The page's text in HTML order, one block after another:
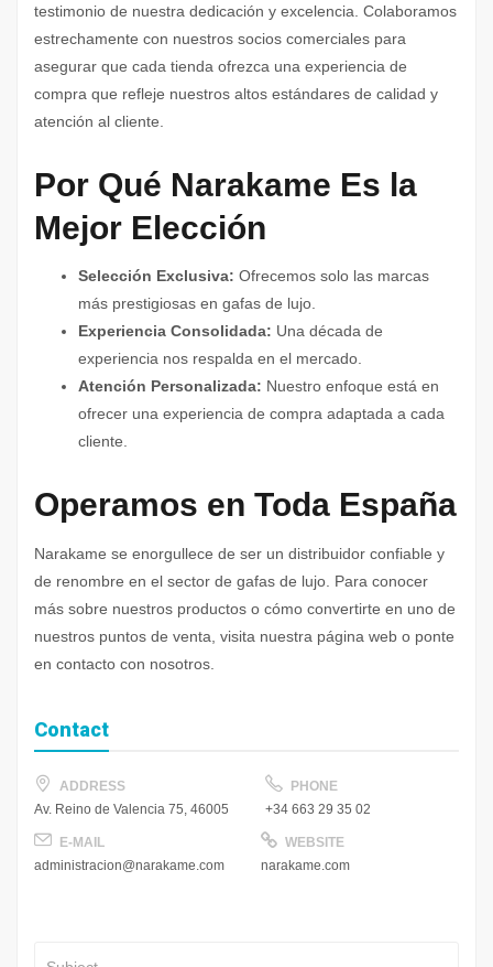
testimonio de nuestra dedicación y excelencia. Colaboramos
estrechamente con nuestros socios comerciales para
asegurar que cada tienda ofrezca una experiencia de
compra que refleje nuestros altos estándares de calidad y
atención al cliente.
Por Qué Narakame Es la
Mejor Elección
Selección Exclusiva: Ofrecemos solo las marcas
más prestigiosas en gafas de lujo.
Experiencia Consolidada: Una década de
experiencia nos respalda en el mercado.
Atención Personalizada: Nuestro enfoque está en
ofrecer una experiencia de compra adaptada a cada
cliente.
Operamos en Toda España
Narakame se enorgullece de ser un distribuidor confiable y
de renombre en el sector de gafas de lujo. Para conocer
más sobre nuestros productos o cómo convertirte en uno de
nuestros puntos de venta, visita nuestra página web o ponte
en contacto con nosotros.
Contact
ADDRESS
Av. Reino de Valencia 75, 46005
PHONE
+34 663 29 35 02
E-MAIL
administracion@narakame.com
WEBSITE
narakame.com